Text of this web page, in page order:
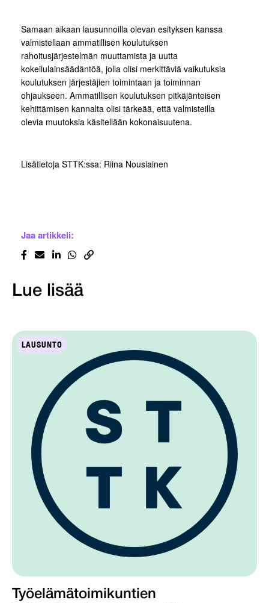
Samaan aikaan lausunnoilla olevan esityksen kanssa
valmistellaan ammatillisen koulutuksen
rahoitusjärjestelmän muuttamista ja uutta
kokeilulainsäädäntöä, jolla olisi merkittäviä vaikutuksia
koulutuksen järjestäjien toimintaan ja toiminnan
ohjaukseen. Ammatillisen koulutuksen pitkäjänteisen
kehittämisen kannalta olisi tärkeää, että valmisteilla
olevia muutoksia käsitellään kokonaisuutena.
Lisätietoja STTK:ssa: Riina Nousiainen
Jaa artikkeli:
Lue lisää
LAUSUNTO
Työelämätoimikuntien